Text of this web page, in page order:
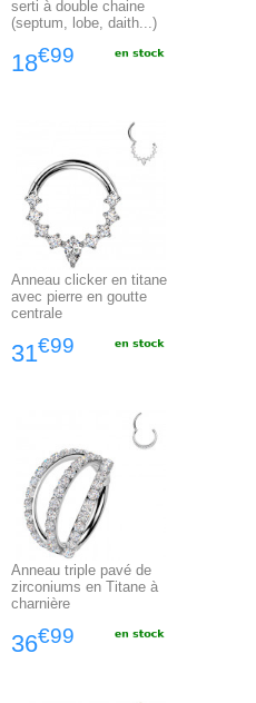
serti à double chaine
(septum, lobe, daith...)
18€99
Anneau clicker en titane
avec pierre en goutte
centrale
31€99
Anneau triple pavé de
zirconiums en Titane à
charnière
36€99